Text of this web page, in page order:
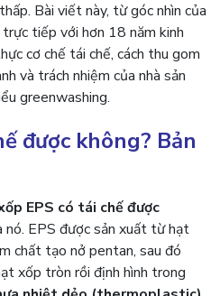
Bài viết này, từ góc nhìn của
tiếp với hơn 18 năm kinh
cơ chế tái chế, cách thu gom
và trách nhiệm của nhà sản
greenwashing.
được không? Bản
EPS có tái chế được
nó. EPS được sản xuất từ hạt
chất tạo nở pentan, sau đó
xốp tròn rồi định hình trong